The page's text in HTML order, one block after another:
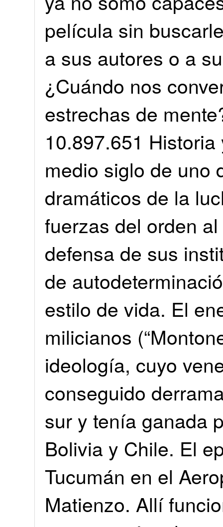
película sin
a sus autores o a
¿Cuándo nos
estrechas de
10.897.651
medio siglo de uno
dramáticos de la
fuerzas del orden
defensa de sus
de
estilo de vida. El
milicianos
ideología, cuyo
conseguido
sur y tenía ganada
Bolivia y Chile. El
Tucumán en el
Matienzo. Allí